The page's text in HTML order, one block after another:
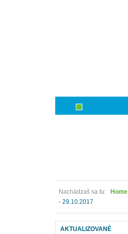
Nachádzaš sa tu: Home
- 29.10.2017
AKTUALIZOVANÉ